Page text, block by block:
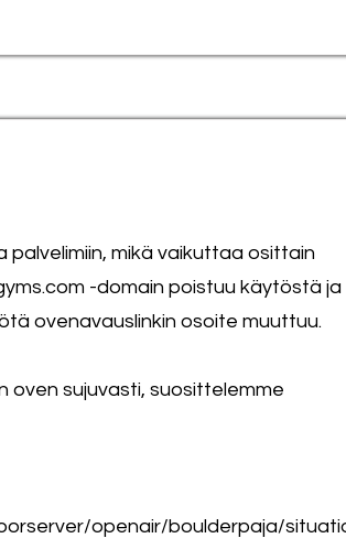
mikä vaikuttaa osittain
-domain poistuu käytöstä ja
ovenavauslinkin osoite muuttuu.
sujuvasti, suosittelemme
openair/boulderpaja/